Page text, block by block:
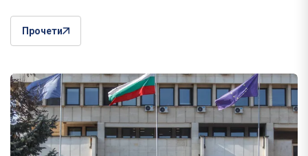
Прочети